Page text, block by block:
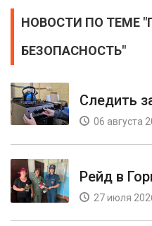
НОВОСТИ ПО ТЕМЕ
БЕЗОПАСНОСТЬ"
Следить
06 августа
Рейд в
27 июля